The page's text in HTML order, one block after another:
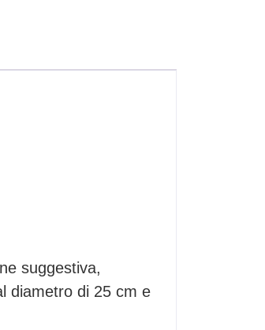
suggestiva,
diametro di 25 cm e